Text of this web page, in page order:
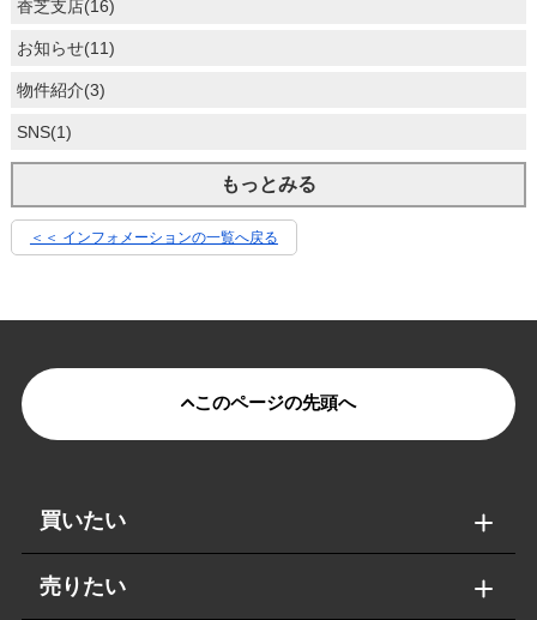
香芝支店(16)
お知らせ(11)
物件紹介(3)
SNS(1)
もっとみる
＜＜ インフォメーションの一覧へ戻る
このページの先頭へ
買いたい
売りたい